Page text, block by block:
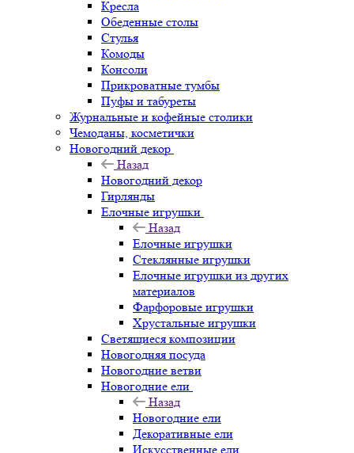
Кресла
Обеденные столы
Стулья
Комоды
Консоли
Прикроватные тумбы
Пуфы и табуреты
Журнальные и кофейные столики
Чемоданы, косметички
Новогодний декор
Назад
Новогодний декор
Гирлянды
Елочные игрушки
Назад
Елочные игрушки
Стеклянные игрушки
Елочные игрушки из других
материалов
Фарфоровые игрушки
Хрустальные игрушки
Светящиеся композиции
Новогодняя посуда
Новогодние ветви
Новогодние ели
Назад
Новогодние ели
Декоративные ели
Искусственные ели